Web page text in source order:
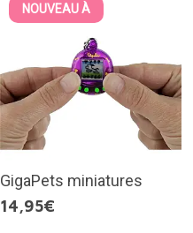
NOUVEAU À
GigaPets miniatures
14,95€